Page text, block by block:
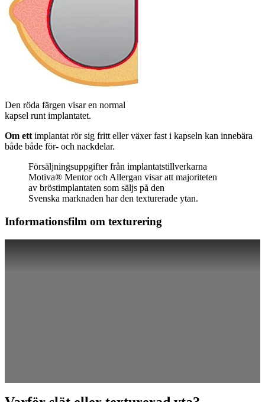
Den röda färgen visar en normal
kapsel runt implantatet.
Om ett implantat rör sig fritt eller växer fast i kapseln kan innebära
både både för- och nackdelar.
Försäljningsuppgifter från implantatstillverkarna
Motiva® Mentor och Allergan visar att majoriteten
av bröstimplantaten som säljs på den
Svenska marknaden har den texturerade ytan.
Informationsfilm om texturering